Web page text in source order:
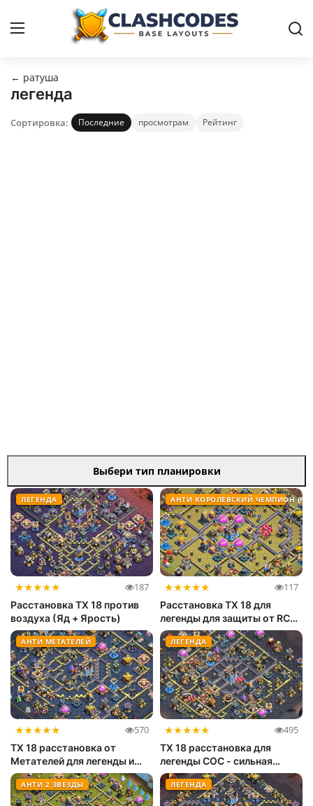
Расстановки
Русский
← ратуша
легенда
Сортировка: Последние просмотрам Рейтинг
Выбери тип планировки
ЛЕГЕНДА
★★★★★ 187
Расстановка ТХ 18 против
воздуха (Яд + Ярость)
АНТИ КОРОЛЕВСКИЙ ЧЕМПИОН (RC)
★★★★★ 117
Расстановка ТХ 18 для
легенды для защиты от RC
Walk
АНТИ МЕТАТЕЛЕЙ
★★★★★ 570
ТХ 18 расстановка от
Метателей для легенды и
Войн кланов
ЛЕГЕНДА
★★★★★ 495
ТХ 18 расстановка для
легенды COC - сильная
защита
АНТИ 2 ЗВЕЗДЫ ЛЕГЕНДА